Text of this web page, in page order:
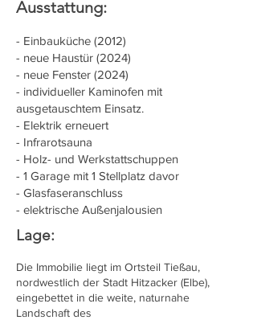
Ausstattung:
​- Einbauküche (2012)
- neue Haustür (2024)
- neue Fenster (2024)
- individueller Kaminofen mit
ausgetauschtem Einsatz.
- Elektrik erneuert
- Infrarotsauna
- Holz- und Werkstattschuppen
- 1 Garage mit 1 Stellplatz davor
- Glasfaseranschluss
- elektrische Außenjalousien
Lage:
Die Immobilie liegt im Ortsteil Tießau,
nordwestlich der Stadt Hitzacker (Elbe),
eingebettet in die weite, naturnahe
Landschaft des